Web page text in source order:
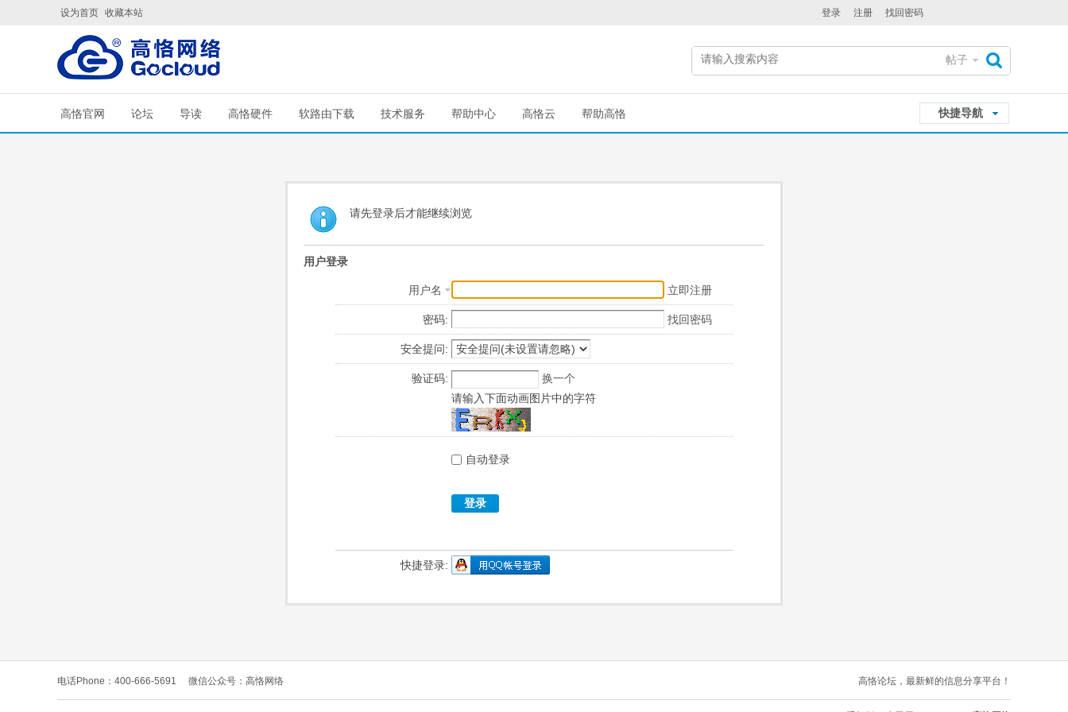
设为首页 收藏本站 登录 注册 找回密码
帖子
快捷导航
高恪官网 论坛 导读 高恪硬件 软路由下载 技术服务 帮助中心 高恪云 帮助高恪
请先登录后才能继续浏览
用户登录
用户名 立即注册
密码: 找回密码
安全提问:
验证码:
换一个
请输入下面动画图片中的字符
自动登录
登录
快捷登录:
电话Phone：400-666-5691 微信公众号：高恪网络 高恪论坛，最新鲜的信息分享平台！